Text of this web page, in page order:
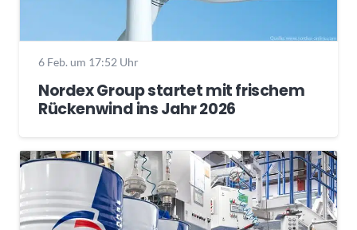
6 Feb. um 17:52 Uhr
Nordex Group startet mit frischem
Rückenwind ins Jahr 2026